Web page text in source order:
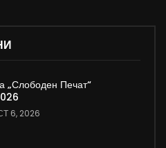
„Слободен Печат“
6, 2026